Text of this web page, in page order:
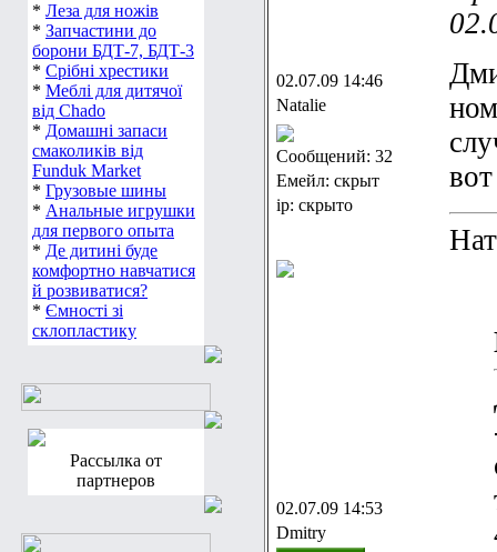
* Леза для ножів
* Запчастини до
борони БДТ-7, БДТ-3
* Срібні хрестики
* Меблі для дитячої
від Chado
* Домашні запаси
смаколиків від
Funduk Market
* Грузовые шины
* Анальные игрушки
для первого опыта
* Де дитині буде
комфортно навчатися
й розвиватися?
* Ємності зі
склопластику
Рассылка от
партнеров
02.07.09 14:46
Natalie
Сообщений: 32
Емейл: скрыт
ip: скрыто
02.07.09 14:53
Dmitry